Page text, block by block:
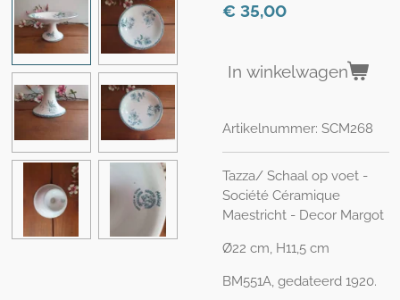
€ 35,00
In winkelwagen
Artikelnummer: SCM268
Tazza/ Schaal op voet -
Société Céramique
Maestricht - Decor Margot
Ø22 cm, H11,5 cm
BM551A, gedateerd 1920.